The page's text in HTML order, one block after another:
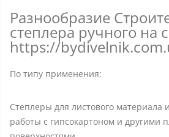
Разнообразие
степлера ручного на
https://
По типу применения:
Степлеры для листового материала
работы с гипсокартоном и другими